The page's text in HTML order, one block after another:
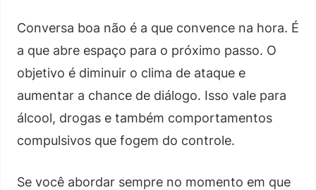
Conversa boa não é a que convence na hora. É
a que abre espaço para o próximo passo. O
objetivo é diminuir o clima de ataque e
aumentar a chance de diálogo. Isso vale para
álcool, drogas e também comportamentos
compulsivos que fogem do controle.
Se você abordar sempre no momento em que